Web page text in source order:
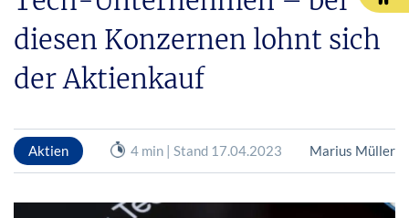
diesen Konzernen lohnt sich
der Aktienkauf
Aktien 4 min | Stand 17.04.2023 Marius Müller